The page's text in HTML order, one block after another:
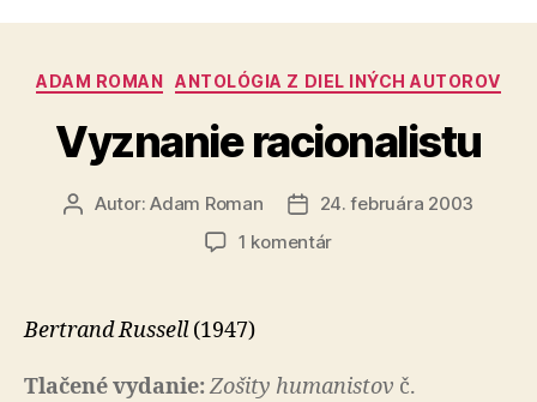
Kategórie
ADAM ROMAN ANTOLÓGIA Z DIEL INÝCH AUTOROV
Vyznanie racionalistu
AutorAutor:Adam Roman
Dátum
článku
24. februára 2003
1 komentárna
Bertrand Russell(1947)
Tlačené vydanie:Zošity humanistov č.